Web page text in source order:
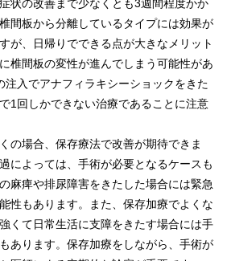
状の改善まで少なくとも3週間程度かか
間板から分離しているタイプには効果が
が、日帰りでできる点が大きなメリット
椎間板の変性が進んでしまう可能性があ
注入でアナフィラキシーショックをきた
1回しかできない治療であることに注意
の場合、保存療法で改善が期待できま
によっては、手術が必要となるケースも
麻痺や排尿障害をきたした場合には緊急
性もあります。また、保存加療でよくな
くて日常生活に支障をきたす場合には手
あります。保存加療をしながら、手術が